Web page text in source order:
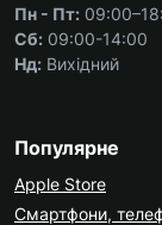
Пн - Пт:
Сб: 09:00-14:00
Нд: Вихідний
Популярне
Apple Store
Смартфони,